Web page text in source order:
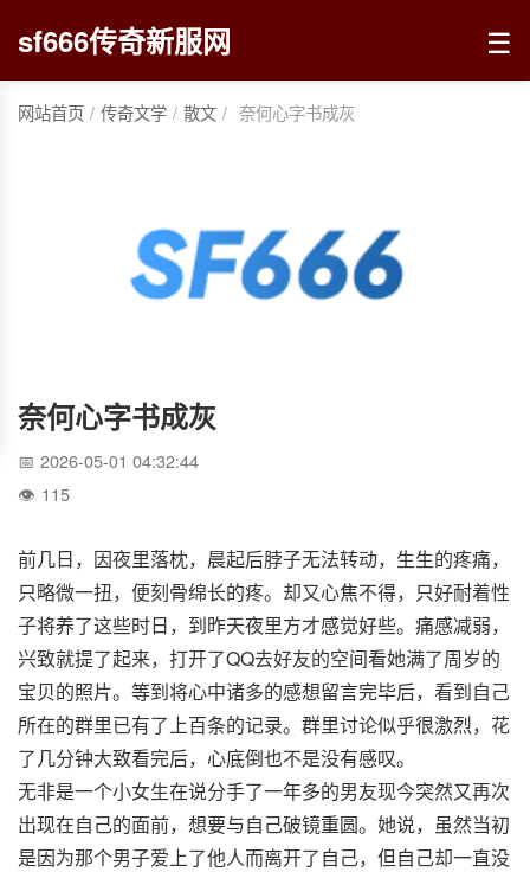
sf666传奇新服网 ☰
网站首页 / 传奇文学 / 散文 / 奈何心字书成灰
奈何心字书成灰
2026-05-01 04:32:44
115
前几日，因夜里落枕，晨起后脖子无法转动，生生的疼痛，
只略微一扭，便刻骨绵长的疼。却又心焦不得，只好耐着性
子将养了这些时日，到昨天夜里方才感觉好些。痛感减弱，
兴致就提了起来，打开了QQ去好友的空间看她满了周岁的
宝贝的照片。等到将心中诸多的感想留言完毕后，看到自己
所在的群里已有了上百条的记录。群里讨论似乎很激烈，花
了几分钟大致看完后，心底倒也不是没有感叹。
无非是一个小女生在说分手了一年多的男友现今突然又再次
出现在自己的面前，想要与自己破镜重圆。她说，虽然当初
是因为那个男子爱上了他人而离开了自己，但自己却一直没